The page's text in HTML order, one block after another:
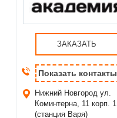
ЗАКАЗАТЬ
Показать контакты
Нижний Новгород ул.
Коминтерна, 11 корп. 1
(станция Варя)